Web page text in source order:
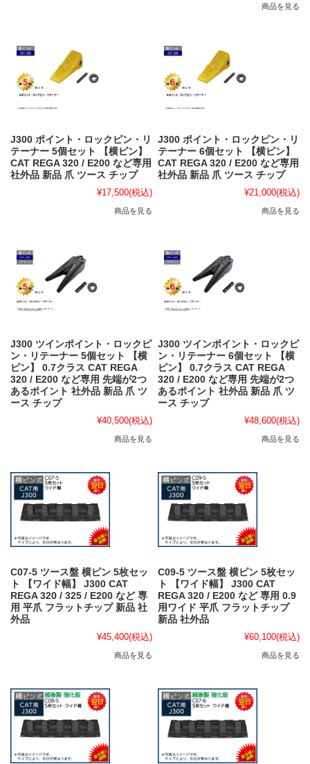
商品を見る
J300 ポイント・ロックピン・リ
テーナー 5個セット 【横ピン】
CAT REGA 320 / E200 など専用
社外品 新品 爪 ツース チップ
¥17,500(税込)
商品を見る
J300 ポイント・ロックピン・リ
テーナー 6個セット 【横ピン】
CAT REGA 320 / E200 など専用
社外品 新品 爪 ツース チップ
¥21,000(税込)
商品を見る
J300 ツインポイント・ロックピ
ン・リテーナー 5個セット 【横
ピン】 0.7クラス CAT REGA
320 / E200 など専用 先端が2つ
あるポイント 社外品 新品 爪 ツ
ース チップ
¥40,500(税込)
商品を見る
J300 ツインポイント・ロックピ
ン・リテーナー 6個セット 【横
ピン】 0.7クラス CAT REGA
320 / E200 など専用 先端が2つ
あるポイント 社外品 新品 爪 ツ
ース チップ
¥48,600(税込)
商品を見る
C07-5 ツース盤 横ピン 5枚セッ
ト 【ワイド幅】 J300 CAT
REGA 320 / 325 / E200 など 専
用 平爪 フラットチップ 新品 社
外品
¥45,400(税込)
商品を見る
C09-5 ツース盤 横ピン 5枚セッ
ト 【ワイド幅】 J300 CAT
REGA 320 / E200 など 専用 0.9
用ワイド 平爪 フラットチップ
新品 社外品
¥60,100(税込)
商品を見る